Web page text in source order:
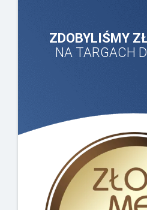
ZDOBYLIŚMY
NA TARGACH